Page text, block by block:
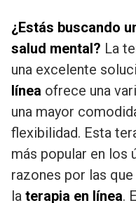
¿Estás buscando
salud mental? La
una excelente
línea ofrece una
una mayor
flexibilidad. Esta
más popular en los
razones por las
la terapia en línea.